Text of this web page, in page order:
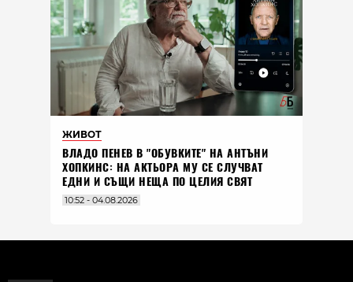
ЖИВОТ
ВЛАДO ПЕНЕВ В "ОБУВКИТЕ" НА АНТЪНИ
ХОПКИНС: НА АКТЬОРА МУ СЕ СЛУЧВАТ
ЕДНИ И СЪЩИ НЕЩА ПО ЦЕЛИЯ СВЯТ
10:52 - 04.08.2026